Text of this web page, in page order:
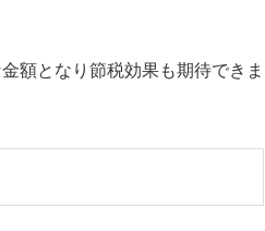
額となり節税効果も期待できま